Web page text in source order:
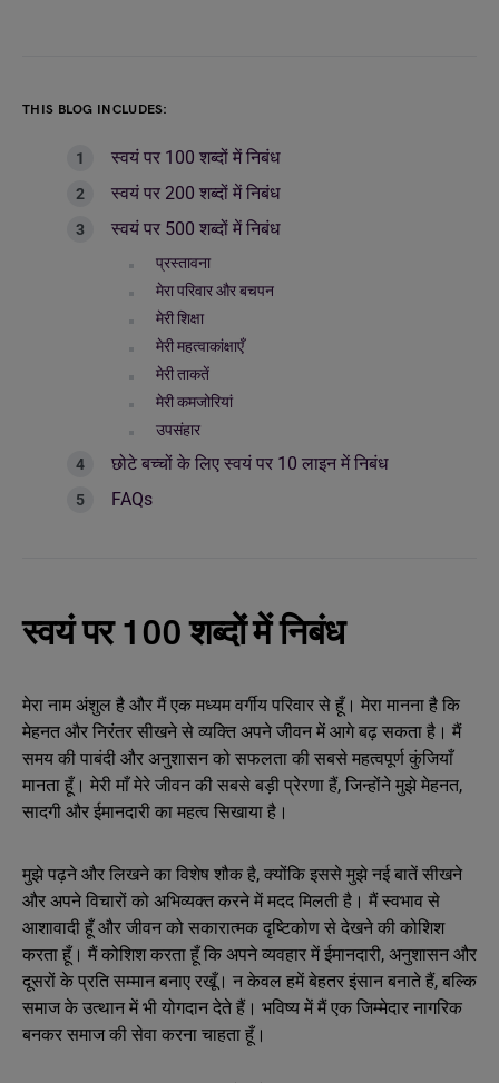
THIS BLOG INCLUDES:
स्वयं पर 100 शब्दों में निबंध
स्वयं पर 200 शब्दों में निबंध
स्वयं पर 500 शब्दों में निबंध
प्रस्तावना
मेरा परिवार और बचपन
मेरी शिक्षा
मेरी महत्वाकांक्षाएँ
मेरी ताकतें
मेरी कमजोरियां
उपसंहार
छोटे बच्चों के लिए स्वयं पर 10 लाइन में निबंध
FAQs
स्वयं पर 100 शब्दों में निबंध
मेरा नाम अंशुल है और मैं एक मध्यम वर्गीय परिवार से हूँ। मेरा मानना है कि
मेहनत और निरंतर सीखने से व्यक्ति अपने जीवन में आगे बढ़ सकता है। मैं
समय की पाबंदी और अनुशासन को सफलता की सबसे महत्वपूर्ण कुंजियाँ
मानता हूँ। मेरी माँ मेरे जीवन की सबसे बड़ी प्रेरणा हैं, जिन्होंने मुझे मेहनत,
सादगी और ईमानदारी का महत्व सिखाया है।
मुझे पढ़ने और लिखने का विशेष शौक है, क्योंकि इससे मुझे नई बातें सीखने
और अपने विचारों को अभिव्यक्त करने में मदद मिलती है। मैं स्वभाव से
आशावादी हूँ और जीवन को सकारात्मक दृष्टिकोण से देखने की कोशिश
करता हूँ। मैं कोशिश करता हूँ कि अपने व्यवहार में ईमानदारी, अनुशासन और
दूसरों के प्रति सम्मान बनाए रखूँ। न केवल हमें बेहतर इंसान बनाते हैं, बल्कि
समाज के उत्थान में भी योगदान देते हैं। भविष्य में मैं एक जिम्मेदार नागरिक
बनकर समाज की सेवा करना चाहता हूँ।